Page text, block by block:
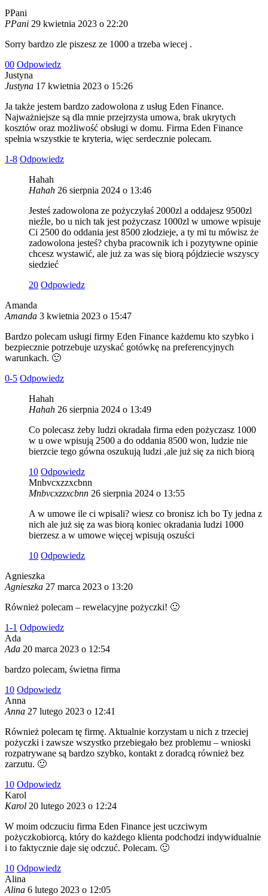
PPani
PPani 29 kwietnia 2023 o 22:20
Sorry bardzo zle piszesz ze 1000 a trzeba wiecej .
00 Odpowiedz
Justyna
Justyna 17 kwietnia 2023 o 15:26
Ja także jestem bardzo zadowolona z usług Eden Finance.
Najważniejsze są dla mnie przejrzysta umowa, brak ukrytych
kosztów oraz możliwość obsługi w domu. Firma Eden Finance
spełnia wszystkie te kryteria, więc serdecznie polecam.
1-8 Odpowiedz
Hahah
Hahah 26 sierpnia 2024 o 13:46
Jesteś zadowolona ze pożyczyłaś 2000zl a oddajesz 9500zl
nieźle, bo u nich tak jest pożyczasz 1000zl w umowe wpisuje
Ci 2500 do oddania jest 8500 złodzieje, a ty mi tu mówisz że
zadowolona jesteś? chyba pracownik ich i pozytywne opinie
chcesz wystawić, ale już za was się biorą pójdziecie wszyscy
siedzieć
20 Odpowiedz
Amanda
Amanda 3 kwietnia 2023 o 15:47
Bardzo polecam usługi firmy Eden Finance każdemu kto szybko i
bezpiecznie potrzebuje uzyskać gotówkę na preferencyjnych
warunkach. 🙂
0-5 Odpowiedz
Hahah
Hahah 26 sierpnia 2024 o 13:49
Co polecasz żeby ludzi okradała firma eden pożyczasz 1000
w u owe wpisują 2500 a do oddania 8500 won, ludzie nie
bierzcie tego gówna oszukują ludzi ,ale już się za nich biorą
10 Odpowiedz
Mnbvcxzzxcbnn
Mnbvcxzzxcbnn 26 sierpnia 2024 o 13:55
A w umowe ile ci wpisali? wiesz co bronisz ich bo Ty jedna z
nich ale już się za was biorą koniec okradania ludzi 1000
bierzesz a w umowe więcej wpisują oszuści
10 Odpowiedz
Agnieszka
Agnieszka 27 marca 2023 o 13:20
Również polecam – rewelacyjne pożyczki! 🙂
1-1 Odpowiedz
Ada
Ada 20 marca 2023 o 12:54
bardzo polecam, świetna firma
10 Odpowiedz
Anna
Anna 27 lutego 2023 o 12:41
Również polecam tę firmę. Aktualnie korzystam u nich z trzeciej
pożyczki i zawsze wszystko przebiegało bez problemu – wnioski
rozpatrywane są bardzo szybko, kontakt z doradcą również bez
zarzutu. 🙂
10 Odpowiedz
Karol
Karol 20 lutego 2023 o 12:24
W moim odczuciu firma Eden Finance jest uczciwym
pożyczkobiorcą, który do każdego klienta podchodzi indywidualnie
i to faktycznie daje się odczuć. Polecam. 🙂
10 Odpowiedz
Alina
Alina 6 lutego 2023 o 12:05